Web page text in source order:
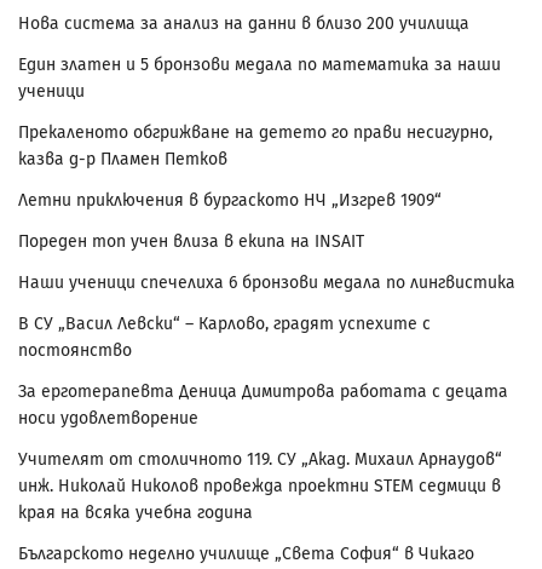
Нова система за анализ на данни в близо 200 училища
Един златен и 5 бронзови медала по математика за наши
ученици
Прекаленото обгрижване на детето го прави несигурно,
казва д-р Пламен Петков
Летни приключения в бургаското НЧ „Изгрев 1909“
Пореден топ учен влиза в екипа на INSAIT
Наши ученици спечелиха 6 бронзови медала по лингвистика
В СУ „Васил Левски“ – Карлово, градят успехите с
постоянство
За ерготерапевта Деница Димитрова работата с децата
носи удовлетворение
Учителят от столичното 119. СУ „Акад. Михаил Арнаудов“
инж. Николай Николов провежда проектни STEM седмици в
края на всяка учебна година
Българското неделно училище „Света София“ в Чикаго